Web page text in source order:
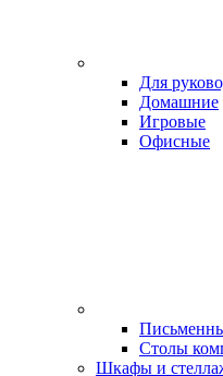
Для
Домашние
Игровые
Офисные
Столы
Шкафы и